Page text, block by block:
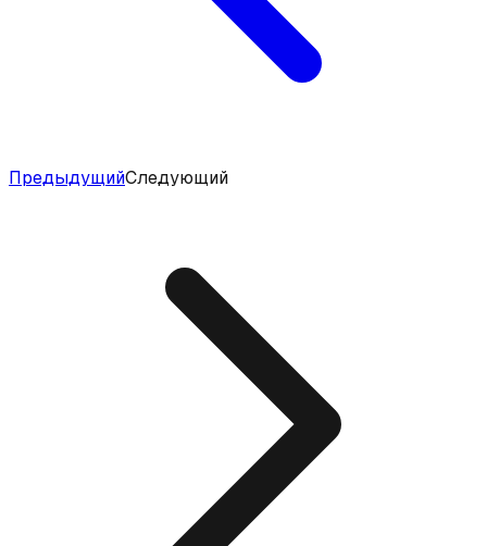
ПредыдущийСледующий